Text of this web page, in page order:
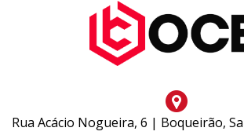
Rua Acácio Nogueira, 6 | Boqueirão,